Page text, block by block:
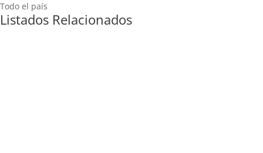
Todo el país
Listados Relacionados